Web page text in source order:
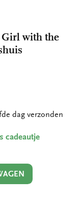
Girl with the
dag verzonden
cadeautje